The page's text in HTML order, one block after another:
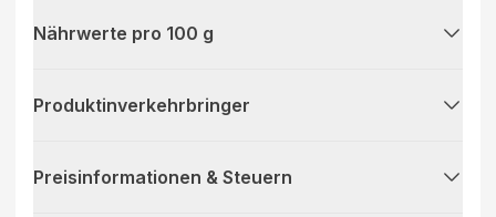
Nährwerte pro 100 g
Produktinverkehrbringer
Preisinformationen & Steuern